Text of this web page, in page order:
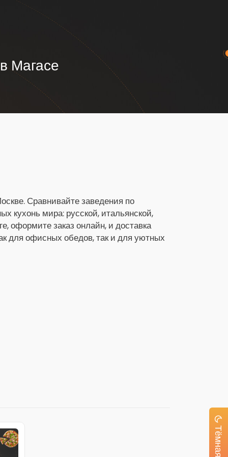
Магасе
Сравнивайте заведения по
кухонь мира: русской, итальянской,
оформите заказ онлайн, и доставка
для офисных обедов, так и для уютных